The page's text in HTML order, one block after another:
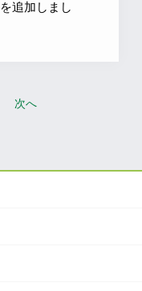
追加しまし
次へ